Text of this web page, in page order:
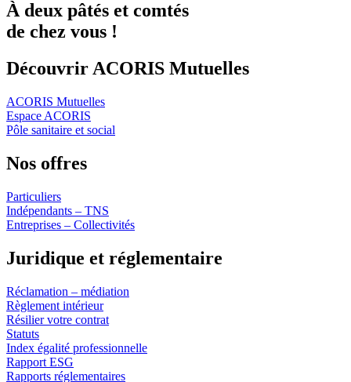
À deux pâtés et comtés
de chez vous !
Découvrir ACORIS Mutuelles
ACORIS Mutuelles
Espace ACORIS
Pôle sanitaire et social
Nos offres
Particuliers
Indépendants – TNS
Entreprises – Collectivités
Juridique et réglementaire
Réclamation – médiation
Règlement intérieur
Résilier votre contrat
Statuts
Index égalité professionnelle
Rapport ESG
Rapports réglementaires